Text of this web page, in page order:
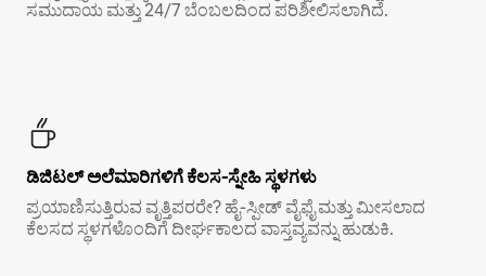
ಸಮುದಾಯ ಮತ್ತು 24/7 ಬೆಂಬಲದಿಂದ ಪರಿಶೀಲಿಸಲಾಗಿದೆ.
ಡಿಜಿಟಲ್ ಅಲೆಮಾರಿಗಳಿಗೆ ಕೆಲಸ-ಸ್ನೇಹಿ ಸ್ಥಳಗಳು
ಪ್ರಯಾಣಿಸುತ್ತಿರುವ ವೃತ್ತಿಪರರೇ? ಹೈ-ಸ್ಪೀಡ್ ವೈಫೈ ಮತ್ತು ಮೀಸಲಾದ
ಕೆಲಸದ ಸ್ಥಳಗಳೊಂದಿಗೆ ದೀರ್ಘಕಾಲದ ವಾಸ್ತವ್ಯವನ್ನು ಹುಡುಕಿ.